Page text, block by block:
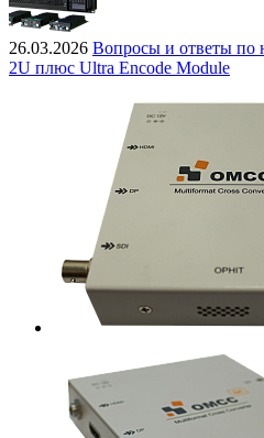
26.03.2026 Вопросы и ответы по
2U плюс Ultra Encode Module